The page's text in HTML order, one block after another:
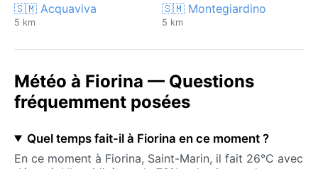
🇸🇲 Acquaviva
5 km
🇸🇲 Montegiardino
5 km
Météo à Fiorina — Questions
fréquemment posées
Quel temps fait-il à Fiorina en ce moment ?
En ce moment à Fiorina, Saint-Marin, il fait 26°C avec